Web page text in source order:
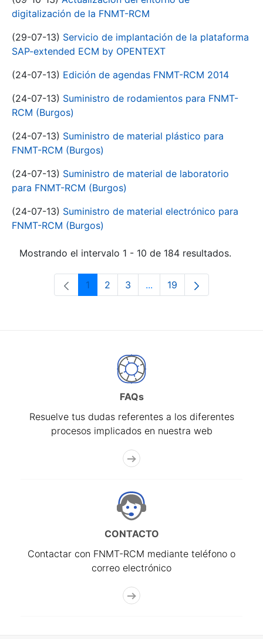
digitalización de la FNMT-RCM
(29-07-13) Servicio de implantación de la plataforma
SAP-extended ECM by OPENTEXT
(24-07-13) Edición de agendas FNMT-RCM 2014
(24-07-13) Suministro de rodamientos para FNMT-
RCM (Burgos)
(24-07-13) Suministro de material plástico para
FNMT-RCM (Burgos)
(24-07-13) Suministro de material de laboratorio
para FNMT-RCM (Burgos)
(24-07-13) Suministro de material electrónico para
FNMT-RCM (Burgos)
Mostrando el intervalo 1 - 10 de 184 resultados.
Página
1 Página
2 Página
3 ...Páginas intermedias Use
Página
19
FAQs
Resuelve tus dudas referentes a los diferentes
procesos implicados en nuestra web
CONTACTO
Contactar con FNMT-RCM mediante teléfono o
correo electrónico